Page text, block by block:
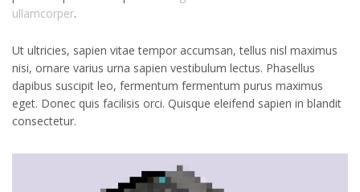
ullamcorper.
Ut ultricies, sapien vitae tempor accumsan, tellus nisl maximus
nisi, ornare varius urna sapien vestibulum lectus. Phasellus
dapibus suscipit leo, fermentum fermentum purus maximus
eget. Donec quis facilisis orci. Quisque eleifend sapien in blandit
consectetur.